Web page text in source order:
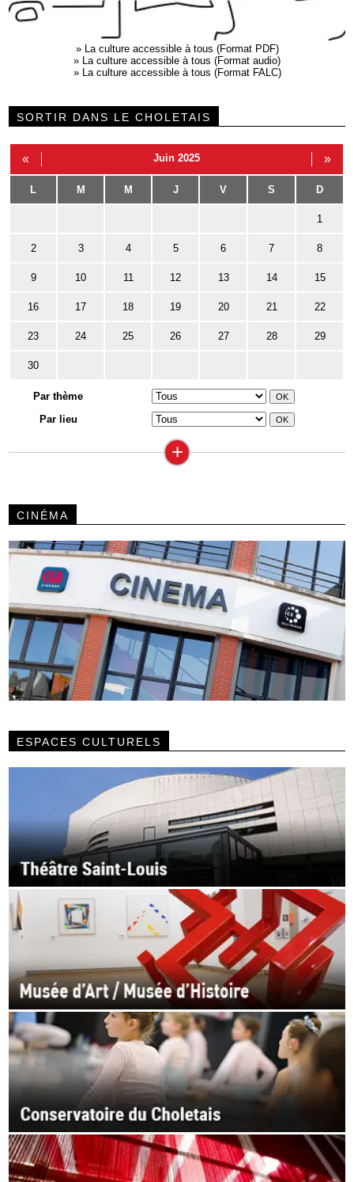
»
La culture accessible à tous (Format PDF)
»
La culture accessible à tous (Format audio)
»
La culture accessible à tous (Format FALC)
SORTIR DANS LE CHOLETAIS
« Juin 2025 »
L M M J V S D
1
2 3 4 5 6 7 8
9 10 11 12 13 14 15
16 17 18 19 20 21 22
23 24 25 26 27 28 29
30
Par thème
Par lieu
+
CINÉMA
ESPACES CULTURELS